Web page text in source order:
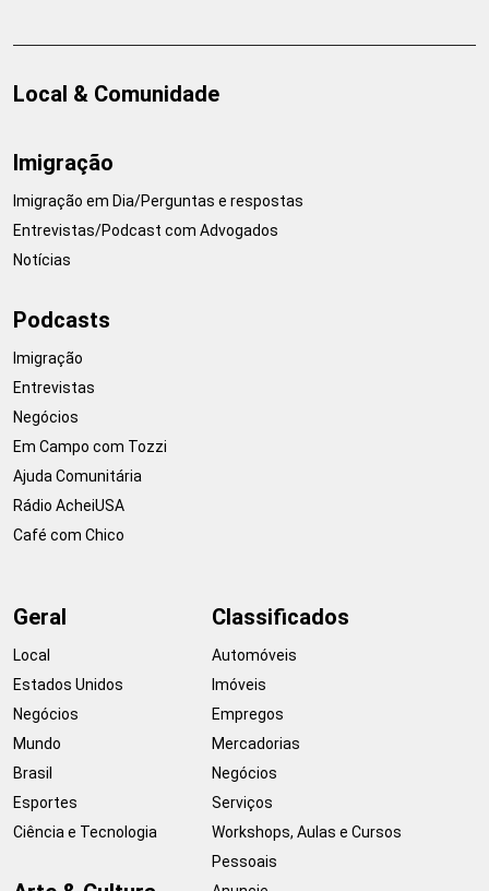
Local & Comunidade
Imigração
Imigração em Dia/Perguntas e respostas
Entrevistas/Podcast com Advogados
Notícias
Podcasts
Imigração
Entrevistas
Negócios
Em Campo com Tozzi
Ajuda Comunitária
Rádio AcheiUSA
Café com Chico
Geral
Local
Estados Unidos
Negócios
Mundo
Brasil
Esportes
Ciência e Tecnologia
Classificados
Automóveis
Imóveis
Empregos
Mercadorias
Negócios
Serviços
Workshops, Aulas e Cursos
Pessoais